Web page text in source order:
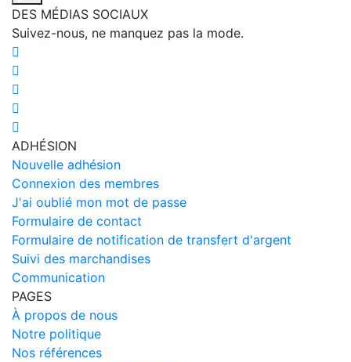
DES MÉDIAS SOCIAUX
Suivez-nous, ne manquez pas la mode.
ADHÉSION
Nouvelle adhésion
Connexion des membres
J'ai oublié mon mot de passe
Formulaire de contact
Formulaire de notification de transfert d'argent
Suivi des marchandises
Communication
PAGES
À propos de nous
Notre politique
Nos références